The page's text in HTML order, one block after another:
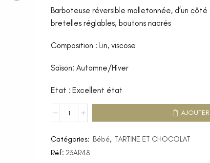
Barboteuse réversible molletonnée, d’un
bretelles réglables, boutons nacrés
Composition : Lin, viscose
Saison: Automne/Hiver
Etat : Excellent état
Catégories: Bébé, TARTINE ET CHOCOLAT
Réf: 23AR48